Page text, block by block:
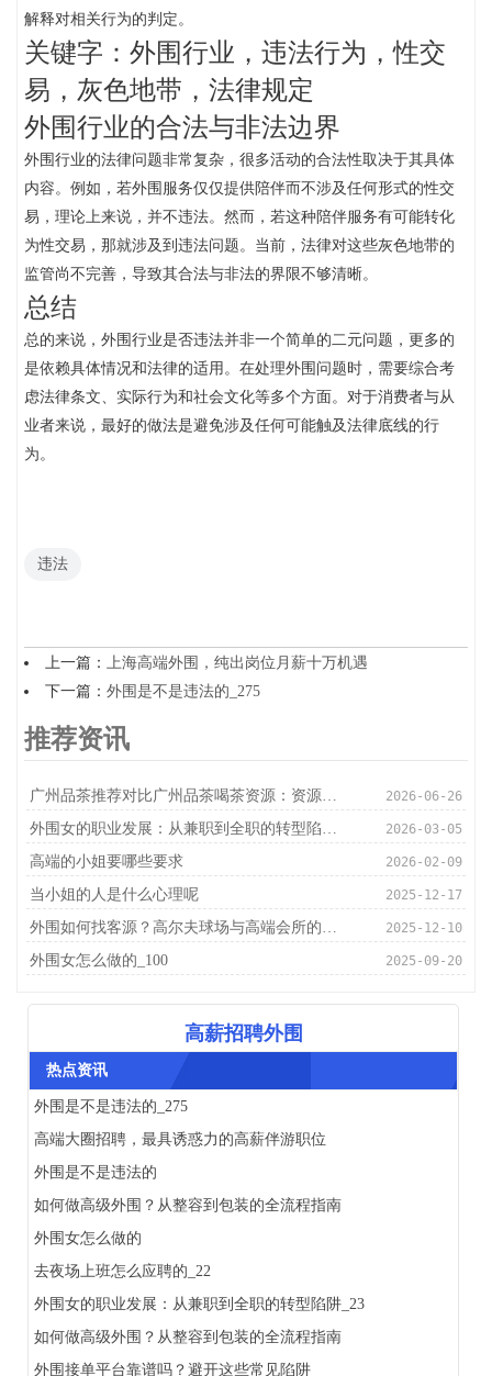
解释对相关行为的判定。
关键字：外围行业，违法行为，性交
易，灰色地带，法律规定
外围行业的合法与非法边界
外围行业的法律问题非常复杂，很多活动的合法性取决于其具体
内容。例如，若外围服务仅仅提供陪伴而不涉及任何形式的性交
易，理论上来说，并不违法。然而，若这种陪伴服务有可能转化
为性交易，那就涉及到违法问题。当前，法律对这些灰色地带的
监管尚不完善，导致其合法与非法的界限不够清晰。
总结
总的来说，外围行业是否违法并非一个简单的二元问题，更多的
是依赖具体情况和法律的适用。在处理外围问题时，需要综合考
虑法律条文、实际行为和社会文化等多个方面。对于消费者与从
业者来说，最好的做法是避免涉及任何可能触及法律底线的行
为。
违法
上一篇： 上海高端外围，纯出岗位月薪十万机遇
下一篇： 外围是不是违法的_275
推荐资讯
‌广州品茶推荐对比广州品茶喝茶资源‌：资源整合行业痛点 2026-06-26
外围女的职业发展：从兼职到全职的转型陷阱_23 2026-03-05
高端的小姐要哪些要求 2026-02-09
当小姐的人是什么心理呢 2025-12-17
外围如何找客源？高尔夫球场与高端会所的潜伏地_172 2025-12-10
外围女怎么做的_100 2025-09-20
高薪招聘外围
热点资讯
外围是不是违法的_275
高端大圈招聘，最具诱惑力的高薪伴游职位
外围是不是违法的
如何做高级外围？从整容到包装的全流程指南
外围女怎么做的
去夜场上班怎么应聘的_22
外围女的职业发展：从兼职到全职的转型陷阱_23
如何做高级外围？从整容到包装的全流程指南
外围接单平台靠谱吗？避开这些常见陷阱